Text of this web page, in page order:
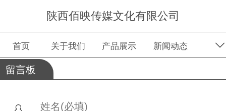
陕西佰映传媒文化有限公司
首页 关于我们 产品展示 新闻动态
留言板
留言板